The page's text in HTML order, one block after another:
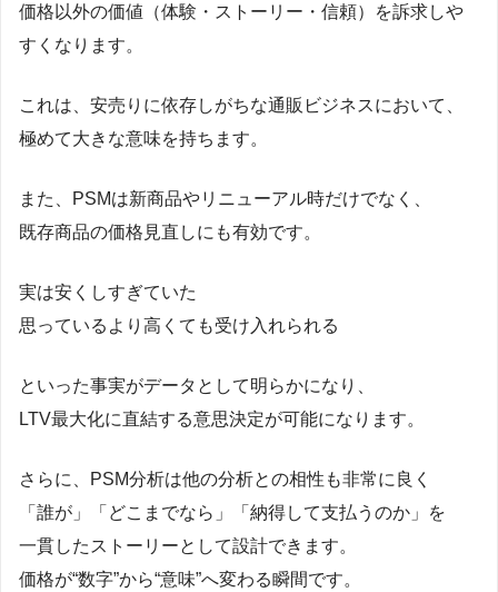
価格以外の価値（体験・ストーリー・信頼）を訴求しや
すくなります。
これは、安売りに依存しがちな通販ビジネスにおいて、
極めて大きな意味を持ちます。
また、PSMは新商品やリニューアル時だけでなく、
既存商品の価格見直しにも有効です。
実は安くしすぎていた
思っているより高くても受け入れられる
といった事実がデータとして明らかになり、
LTV最大化に直結する意思決定が可能になります。
さらに、PSM分析は他の分析との相性も非常に良く
「誰が」「どこまでなら」「納得して支払うのか」を
一貫したストーリーとして設計できます。
価格が“数字”から“意味”へ変わる瞬間です。